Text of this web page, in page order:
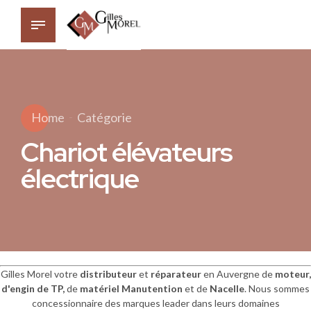
Home Catégorie
Chariot élévateurs
électrique
Gilles Morel votre distributeuret réparateuren Auvergne de moteur,
d'engin de TP,de matériel Manutention et de Nacelle. Nous sommes
concessionnaire des marques leader dans leurs domaines